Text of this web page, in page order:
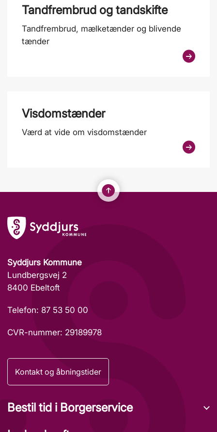
Tandfrembrud og tandskifte
Tandfrembrud, mælketænder og blivende
tænder
Visdomstænder
Værd at vide om visdomstænder
Syddjurs Kommune
Lundbergsvej 2
8400 Ebeltoft
Telefon: 87 53 50 00
CVR-nummer: 29189978
Kontakt og åbningstider
Bestil tid i Borgerservice